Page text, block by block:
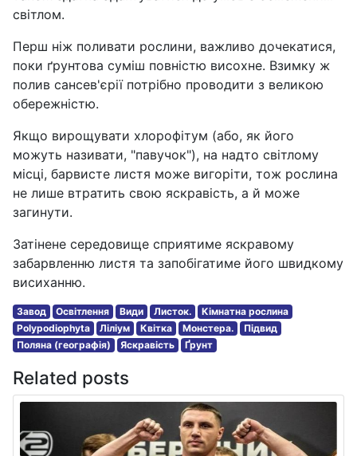
світлом.
Перш ніж поливати рослини, важливо дочекатися,
поки ґрунтова суміш повністю висохне. Взимку ж
полив сансев'єрії потрібно проводити з великою
обережністю.
Якщо вирощувати хлорофітум (або, як його
можуть називати, "павучок"), на надто світлому
місці, барвисте листя може вигоріти, тож рослина
не лише втратить свою яскравість, а й може
загинути.
Затінене середовище сприятиме яскравому
забарвленню листя та запобігатиме його швидкому
висиханню.
Завод Освітлення Види Листок.
Кімнатна рослина
Polypodiophyta
Ліліум Квітка Монстера.
Підвид
Поляна (географія)
Яскравість Ґрунт
Related posts